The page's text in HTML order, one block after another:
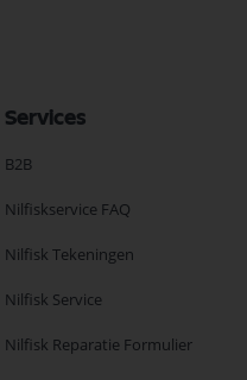
Services
B2B
Nilfiskservice FAQ
Nilfisk Tekeningen
Nilfisk Service
Nilfisk Reparatie Formulier